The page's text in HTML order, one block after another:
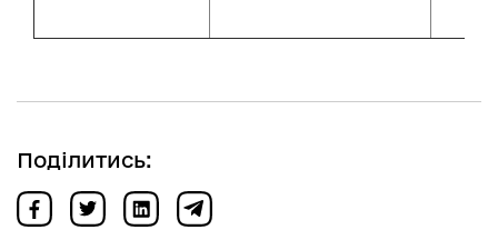
Поділитись: